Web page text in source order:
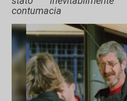
contumacia